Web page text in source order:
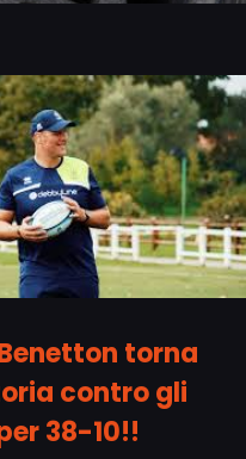
torna
contro gli
38-10!!